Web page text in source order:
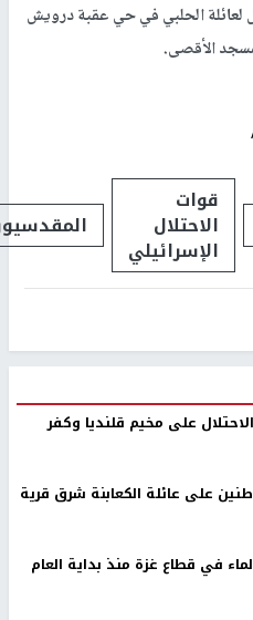
الحلبي في حي عقبة درويش
الأقصى.
قوات
الاحتلال
الإسرائيلي
على مخيم قلنديا وكفر
على عائلة الكعابنة شرق قرية